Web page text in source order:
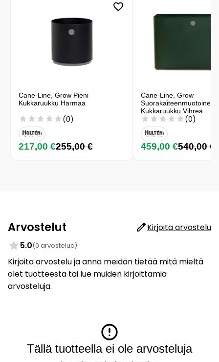
Cane-Line, Grow Pieni
Kukkaruukku Harmaa
(0)
217,00 €255,00 €
Cane-Line, Grow
Suorakaiteenmuotoinen
Kukkaruukku Vihreä
(0)
459,00 €540,00 €
Arvostelut
Kirjoita arvostelu
5.0(0 arvostelua)
Kirjoita arvostelu ja anna meidän tietää mitä mieltä
olet tuotteesta tai lue muiden kirjoittamia
arvosteluja.
Tällä tuotteella ei ole arvosteluja